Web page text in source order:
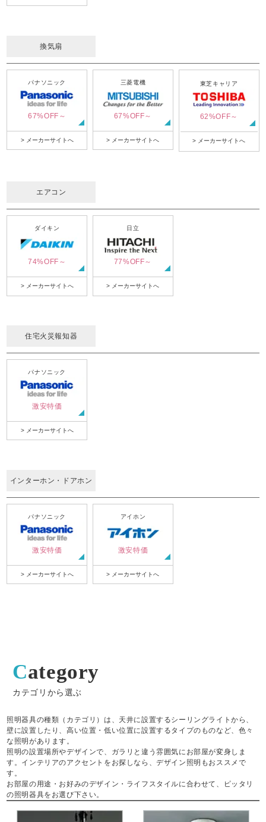
換気扇
パナソニック
67%OFF～
> メーカーサイトへ
三菱電機
67%OFF～
> メーカーサイトへ
東芝キャリア
62%OFF～
> メーカーサイトへ
エアコン
ダイキン
74%OFF～
> メーカーサイトへ
日立
77%OFF～
> メーカーサイトへ
住宅火災報知器
パナソニック
激安特価
> メーカーサイトへ
インターホン・ドアホン
パナソニック
激安特価
> メーカーサイトへ
アイホン
激安特価
> メーカーサイトへ
Category
カテゴリから選ぶ
照明器具の種類（カテゴリ）は、天井に設置するシーリングライトから、
壁に設置したり、高い位置・低い位置に設置するタイプのものなど、色々
な照明があります。
照明の設置場所やデザインで、ガラリと違う雰囲気にお部屋が変身しま
す。インテリアのアクセントをお探しなら、デザイン照明もおススメで
す。
お部屋の用途・お好みのデザイン・ライフスタイルに合わせて、ピッタリ
の照明器具をお選び下さい。